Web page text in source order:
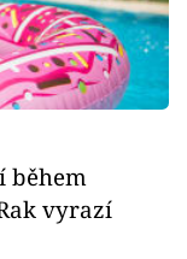
během
vyrazí